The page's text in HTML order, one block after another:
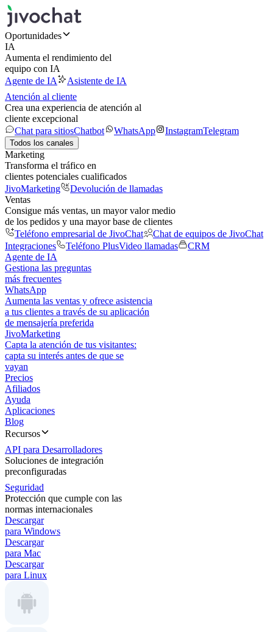
Oportunidades
IA
Aumenta el rendimiento del
equipo con IA
Agente de IA
Asistente de IA
Atención al cliente
Crea una experiencia de atención al
cliente excepcional
Chat para sitiosChatbot WhatsApp InstagramTelegram
Todos los canales
Marketing
Transforma el tráfico en
clientes potenciales cualificados
JivoMarketing
Devolución de llamadas
Ventas
Consigue más ventas, un mayor valor medio
de los pedidos y una mayor base de clientes
Teléfono empresarial de JivoChat
Chat de equipos de JivoChat
Integraciones
Teléfono PlusVideo llamadas
CRM
Agente de IA
Gestiona las preguntas
más frecuentes
WhatsApp
Aumenta las ventas y ofrece asistencia
a tus clientes a través de su aplicación
de mensajería preferida
JivoMarketing
Capta la atención de tus visitantes:
capta su interés antes de que se
vayan
Precios
Afiliados
Ayuda
Aplicaciones
Blog
Recursos
API para Desarrolladores
Soluciones de integración
preconfiguradas
Seguridad
Protección que cumple con las
normas internacionales
Descargar
para Windows
Descargar
para Mac
Descargar
para Linux